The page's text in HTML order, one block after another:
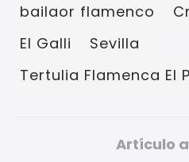
bailaor flamenco
El Galli
Sevilla
Tertulia Flamenca El
Artículo